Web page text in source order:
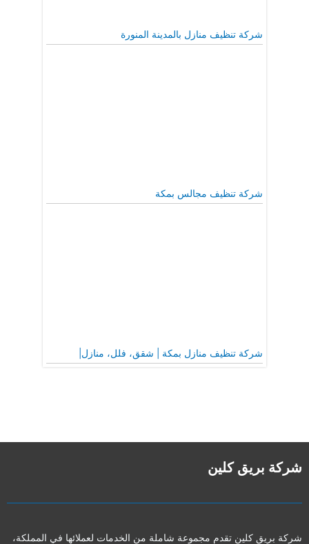
شركة تنظيف منازل بالمدينة المنورة
شركة تنظيف مجالس بمكة
شركة تنظيف منازل بمكة | شقق، فلل، منازل|
شركة بريق كلين
شركة بريق كلين تقدم مجموعة شاملة من الخدمات لعملائها في المملكة،